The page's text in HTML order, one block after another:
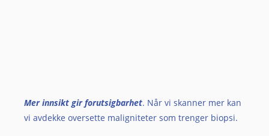
Mer innsikt gir forutsigbarhet. Når vi skanner mer kan
vi avdekke oversette maligniteter som trenger biopsi.